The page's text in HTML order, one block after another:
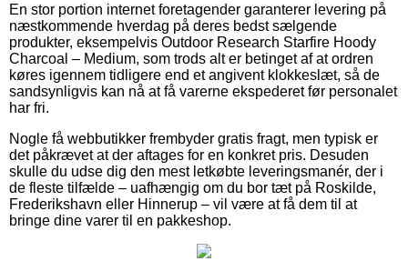
En stor portion internet foretagender garanterer levering på
næstkommende hverdag på deres bedst sælgende
produkter, eksempelvis Outdoor Research Starfire Hoody
Charcoal – Medium, som trods alt er betinget af at ordren
køres igennem tidligere end et angivent klokkeslæt, så de
sandsynligvis kan nå at få varerne ekspederet før personalet
har fri.
Nogle få webbutikker frembyder gratis fragt, men typisk er
det påkrævet at der aftages for en konkret pris. Desuden
skulle du udse dig den mest letkøbte leveringsmanér, der i
de fleste tilfælde – uafhængig om du bor tæt på Roskilde,
Frederikshavn eller Hinnerup – vil være at få dem til at
bringe dine varer til en pakkeshop.